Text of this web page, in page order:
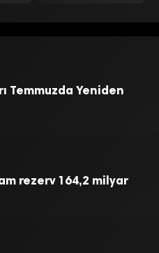
Temmuzda Yeniden
rezerv 164,2 milyar